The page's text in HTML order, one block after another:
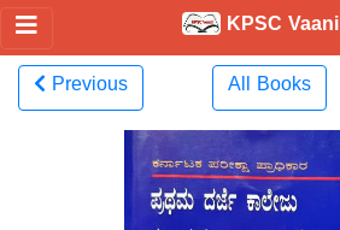
KPSC Vaani
Previous All Books